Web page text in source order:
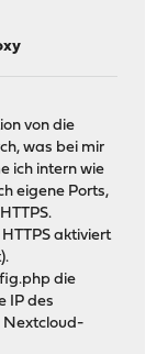
von die
was bei mir
ich intern wie
eigene Ports,
aktiviert
die
IP des
Nextcloud-